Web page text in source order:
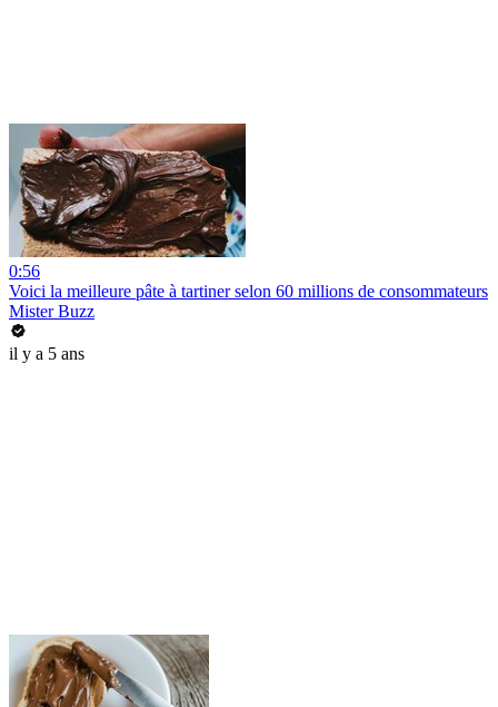
0:56
Voici la meilleure pâte à tartiner selon 60 millions de consommateurs
Mister Buzz
il y a 5 ans